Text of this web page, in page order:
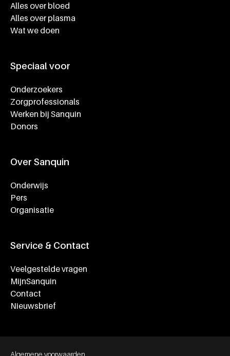
Alles over bloed
Alles over plasma
Wat we doen
Speciaal voor
Onderzoekers
Zorgprofessionals
Werken bij Sanquin
Donors
Over Sanquin
Onderwijs
Pers
Organisatie
Service & Contact
Veelgestelde vragen
MijnSanquin
Contact
Nieuwsbrief
Footer bottom navigation